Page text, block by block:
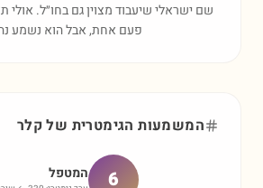
שם ישראלי שיעבוד מצוין גם בחו״ל. אולי
פעם אחת, אבל הוא נשמע
המשמעות הגימטרית שלקלר
6 המטפל